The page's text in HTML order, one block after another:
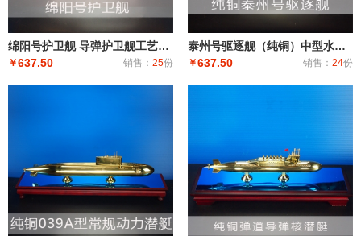
绵阳号护卫舰 导弹护卫舰工艺船航模纪念摆件展览收藏品送礼
￥637.50 销售： 25份
泰州号驱逐舰（纯铜）中型水面舰艇 军事海军舰艇模型 工艺船航模纪念摆件展览收藏品送
￥637.50 销售： 24份